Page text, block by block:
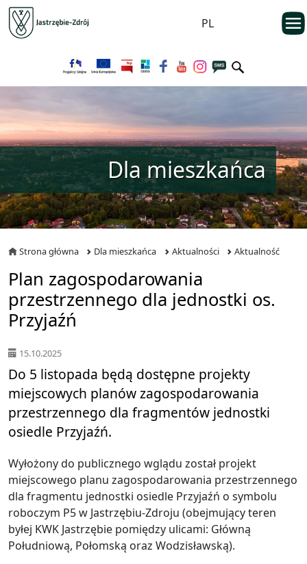
Przejdź do menu głównego
Przejdź do treści
PL
Dla mieszkańca
Strona główna Dla mieszkańca Aktualności Aktualność
Plan zagospodarowania
przestrzennego dla jednostki os.
Przyjaźń
15.10.2025
Do 5 listopada będą dostępne projekty
miejscowych planów zagospodarowania
przestrzennego dla fragmentów jednostki
osiedle Przyjaźń.
Wyłożony do publicznego wglądu został projekt
miejscowego planu zagospodarowania przestrzennego
dla fragmentu jednostki osiedle Przyjaźń o symbolu
roboczym P5 w Jastrzębiu-Zdroju (obejmujący teren
byłej KWK Jastrzębie pomiędzy ulicami: Główną
Południową, Połomską oraz Wodzisławską).